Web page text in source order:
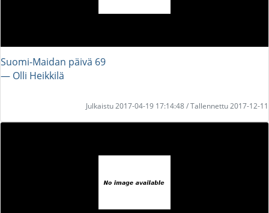
Suomi-Maidan päivä 69
― Olli Heikkilä
Julkaistu 2017-04-19 17:14:48 / Tallennettu 2017-12-11